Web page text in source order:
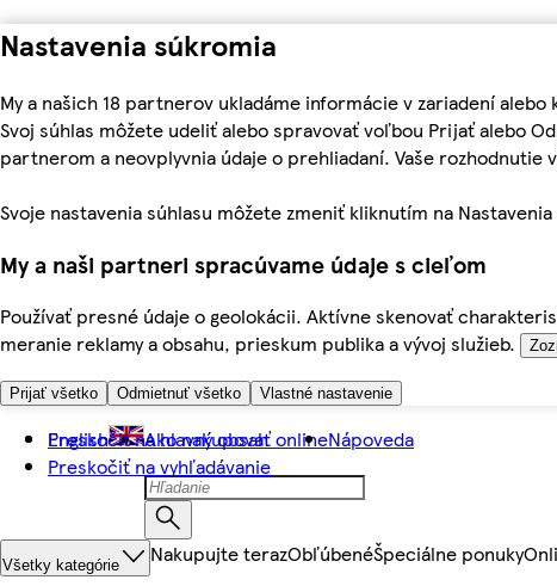
Nastavenia súkromia
My a našich 18 partnerov ukladáme informácie v zariadení
Svoj súhlas môžete udeliť alebo spravovať voľbou Prijať alebo
partnerom a neovplyvnia údaje o prehliadaní. Vaše rozhodnutie
Svoje nastavenia súhlasu môžete zmeniť kliknutím na
My a naši partneri spracúvame údaje s cieľom
Používať presné údaje o geolokácii. Aktívne skenovať
meranie reklamy a obsahu, prieskum publika a vývoj služieb.
Prijať všetko Odmietnuť všetko Vlastné nastavenie
Preskočiť na hlavný obsah
Preskočiť na vyhľadávanie
English Ako nakupovať onlineNápoveda
Všetky kategórie Nakupujte terazObľúbenéŠpeciálne ponuky